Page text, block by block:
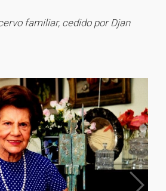
familiar, cedido por Djan